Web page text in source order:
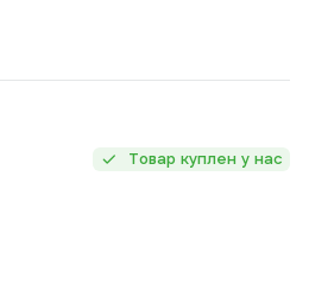
Товар куплен у нас